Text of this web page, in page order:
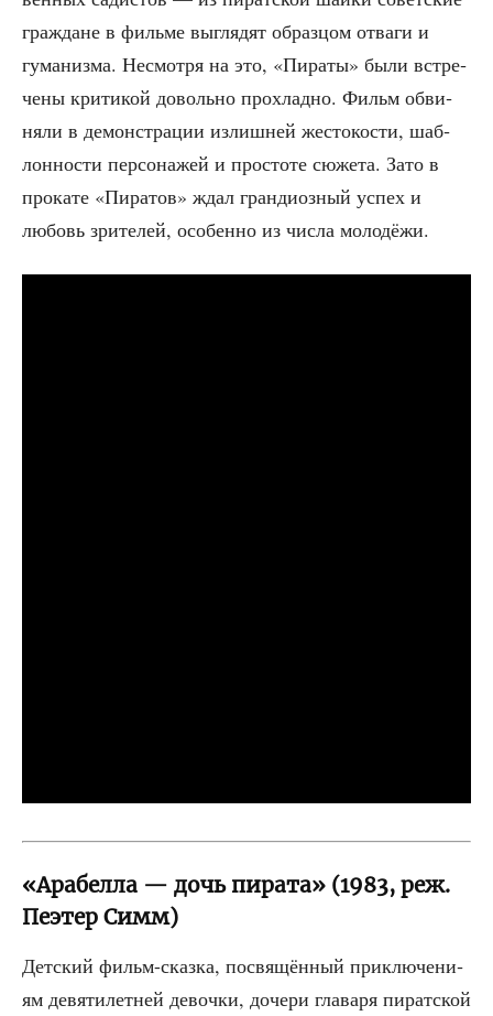
граж­дане в филь­ме выгля­дят образ­цом отва­ги и
гума­низ­ма. Несмот­ря на это, «Пира­ты» были встре­
че­ны кри­ти­кой доволь­но про­хлад­но. Фильм обви­
ня­ли в демон­стра­ции излиш­ней жесто­ко­сти, шаб­
лон­но­сти пер­со­на­жей и про­сто­те сюже­та. Зато в
про­ка­те «Пира­тов» ждал гран­ди­оз­ный успех и
любовь зри­те­лей, осо­бен­но из чис­ла молодёжи.
«Арабелла — дочь пирата» (1983, реж.
Пеэтер Симм)
Дет­ский фильм-сказ­ка, посвя­щён­ный при­клю­че­ни­
ям девя­ти­лет­ней девоч­ки, доче­ри гла­ва­ря пират­ской